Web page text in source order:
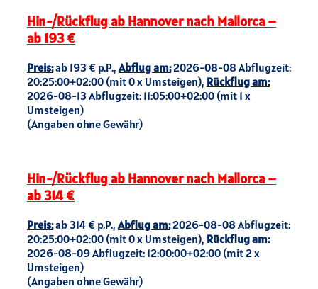
Hin-/Rückflug ab Hannover nach Mallorca –
ab 193 €
Preis:ab 193 € p.P.,Abflug am:2026-08-08 Abflugzeit:
20:25:00+02:00 (mit 0 x Umsteigen), Rückflug am:
2026-08-13 Abflugzeit: 11:05:00+02:00 (mit 1 x
Umsteigen)
(Angaben ohne Gewähr)
Hin-/Rückflug ab Hannover nach Mallorca –
ab 314 €
Preis:ab 314 € p.P., Abflug am:2026-08-08 Abflugzeit:
20:25:00+02:00 (mit 0 x Umsteigen), Rückflug am:
2026-08-09 Abflugzeit: 12:00:00+02:00 (mit 2 x
Umsteigen)
(Angaben ohne Gewähr)